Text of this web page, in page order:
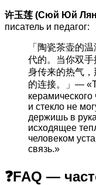
许玉莲 (Сюй Юй
писатель и педагог:
「陶瓷茶壶的
代的。当你双
身传来的热气
的连接。」—
и стекло не
держишь в
исходящее
человеком
связь.»
❓FAQ —